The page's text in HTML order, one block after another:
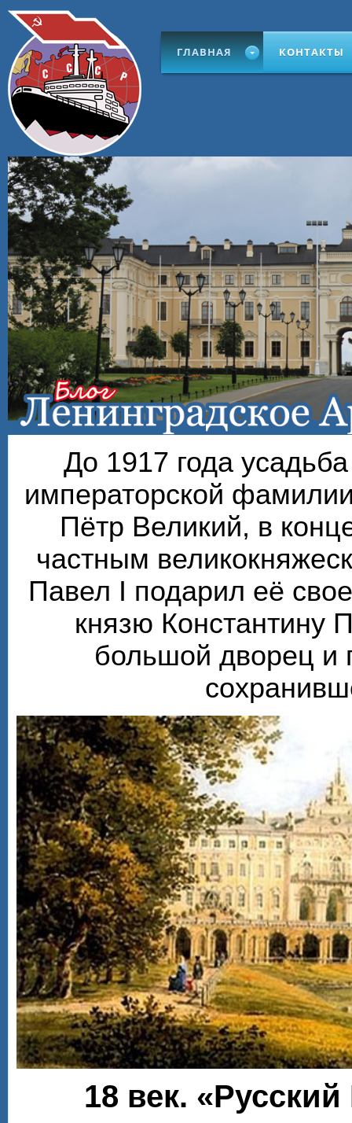
ГЛАВНАЯ КОНТАКТЫ
До 1917 года
императорской
Пётр Великий, в
частным
Павел I подарил её
князю Константину
большой дворец и
18 век.